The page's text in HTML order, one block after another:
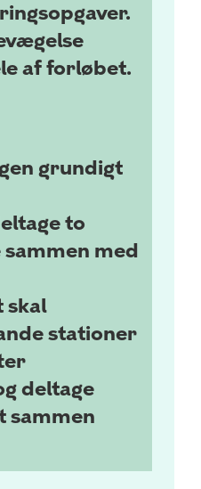
af forløbet.
grundigt
to
med
skal
stationer
deltage
sammen